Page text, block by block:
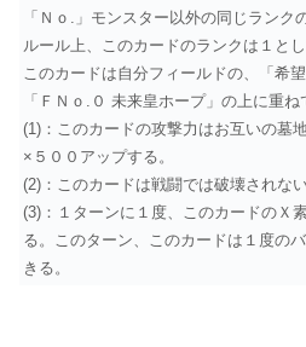
「Ｎｏ.」モンスター以外の同じランク
ルール上、このカードのランクは１とし
このカードは自分フィールドの、「希
「ＦＮｏ.０ 未来皇ホープ」の上に重ね
(1)：このカードの攻撃力はお互いの墓
×５００アップする。
(2)：このカードは戦闘では破壊されない
(3)：１ターンに１度、このカードのＸ
る。このターン、このカードは１度の
きる。